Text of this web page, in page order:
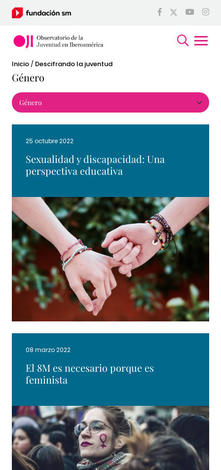
Inicio / Descifrando la juventud
Género
25 octubre 2022
Sexualidad y discapacidad: Una
perspectiva educativa
08 marzo 2022
El 8M es necesario porque es
feminista